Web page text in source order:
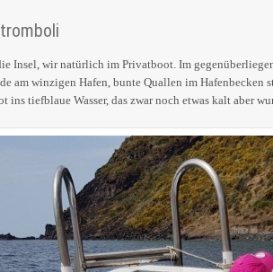
Insel, wir natürlich im Privatboot. Im
am winzigen Hafen, bunte Quallen im Hafenbecken
ins tiefblaue Wasser, das zwar noch etwas kalt aber